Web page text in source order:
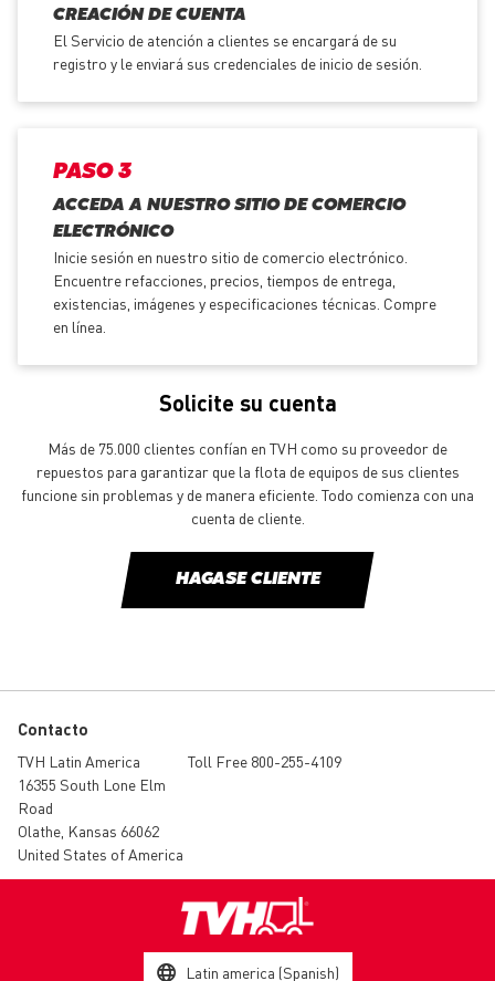
CREACIÓN DE CUENTA
El Servicio de atención a clientes se encargará de su
registro y le enviará sus credenciales de inicio de sesión.
PASO 3
ACCEDA A NUESTRO SITIO DE COMERCIO
ELECTRÓNICO
Inicie sesión en nuestro sitio de comercio electrónico.
Encuentre refacciones, precios, tiempos de entrega,
existencias, imágenes y especificaciones técnicas. Compre
en línea.
Solicite su cuenta
Más de 75.000 clientes confían en TVH como su proveedor de
repuestos para garantizar que la flota de equipos de sus clientes
funcione sin problemas y de manera eficiente. Todo comienza con una
cuenta de cliente.
HAGASE CLIENTE
Contacto
TVH Latin America
16355 South Lone Elm
Road
Olathe, Kansas 66062
United States of America
Toll Free 800-255-4109
Latin america (Spanish)